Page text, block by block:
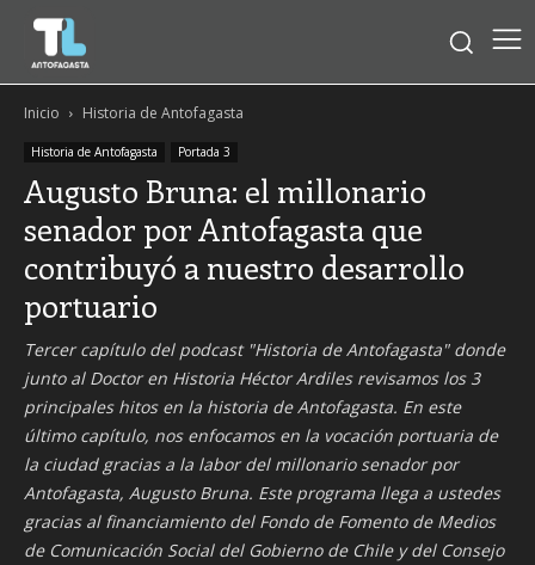
Inicio Historia de Antofagasta
Historia de Antofagasta Portada 3
Augusto Bruna: el millonario
senador por Antofagasta que
contribuyó a nuestro desarrollo
portuario
Tercer capítulo del podcast "Historia de Antofagasta" donde
junto al Doctor en Historia Héctor Ardiles revisamos los 3
principales hitos en la historia de Antofagasta. En este
último capítulo, nos enfocamos en la vocación portuaria de
la ciudad gracias a la labor del millonario senador por
Antofagasta, Augusto Bruna. Este programa llega a ustedes
gracias al financiamiento del Fondo de Fomento de Medios
de Comunicación Social del Gobierno de Chile y del Consejo